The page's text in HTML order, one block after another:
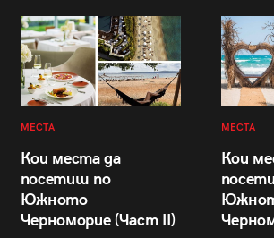
МЕСТА
Кои места да
посетиш по
Южното
Черноморие (Част II)
МЕСТА
Кои